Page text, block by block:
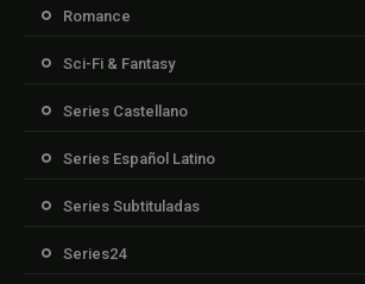
Romance
Sci-Fi & Fantasy
Series Castellano
Series Español Latino
Series Subtituladas
Series24